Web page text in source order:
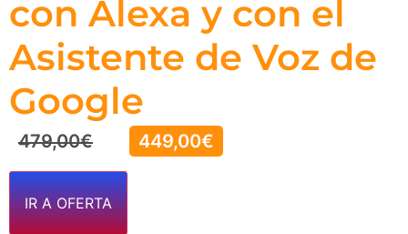
con Alexa y con el
Asistente de Voz de
Google
479,00€ 449,00€
IR A OFERTA